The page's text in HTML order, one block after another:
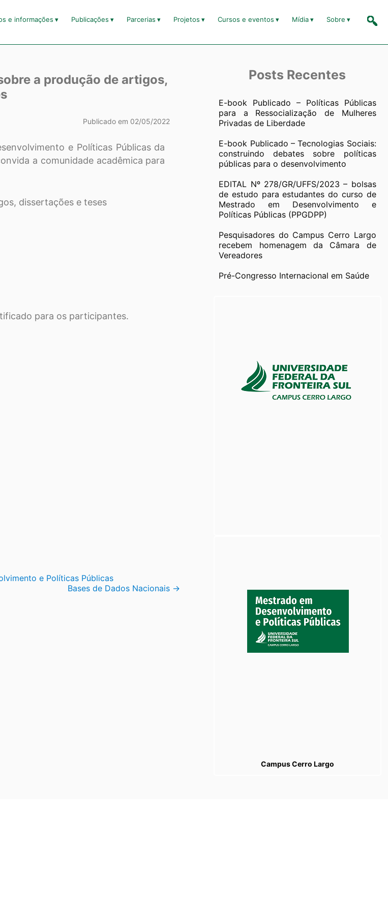
e informações Publicações Parcerias Projetos Cursos e eventos Mídia Sobre
a produção de artigos,
Publicado em 02/05/2022
e Políticas Públicas da
a comunidade acadêmica para
dissertações e teses
para os participantes.
e Políticas Públicas
Bases de Dados Nacionais →
Posts Recentes
E-book Publicado – Políticas Públicas
para a Ressocialização de Mulheres
Privadas de Liberdade
E-book Publicado – Tecnologias Sociais:
construindo debates sobre políticas
públicas para o desenvolvimento
EDITAL Nº 278/GR/UFFS/2023 – bolsas
de estudo para estudantes do curso de
Mestrado em Desenvolvimento e
Políticas Públicas (PPGDPP)
Pesquisadores do Campus Cerro Largo
recebem homenagem da Câmara de
Vereadores
Pré-Congresso Internacional em Saúde
Campus Cerro Largo